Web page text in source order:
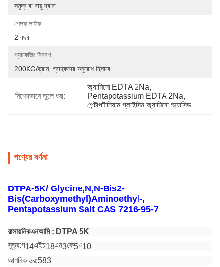
সমুদ্র বা বায়ু দ্বারা
শেলফ লাইফ:
2 বছর
প্যাকেজিং বিবরণ:
200KG/ড্রাম, গ্রাহকদের অনুরোধ হিসাবে
বিশেষভাবে তুলে ধরা:
অ্যামিনো EDTA 2Na,
Pentapotassium EDTA 2Na,
পেন্টাপটাসিয়াম গ্লাইসিন অ্যামিনো অ্যাসিড
পণ্যের বর্ণনা
DTPA-5K/ Glycine,N,N-Bis2-
Bis(Carboxymethyl)Aminoethyl-,
Pentapotassium Salt CAS 7216-95-7
রাসায়নিকএনআমি : DTPA 5K
সূত্র:গ14এইচ18এন3কে5ও10
আণবিক ভর:583